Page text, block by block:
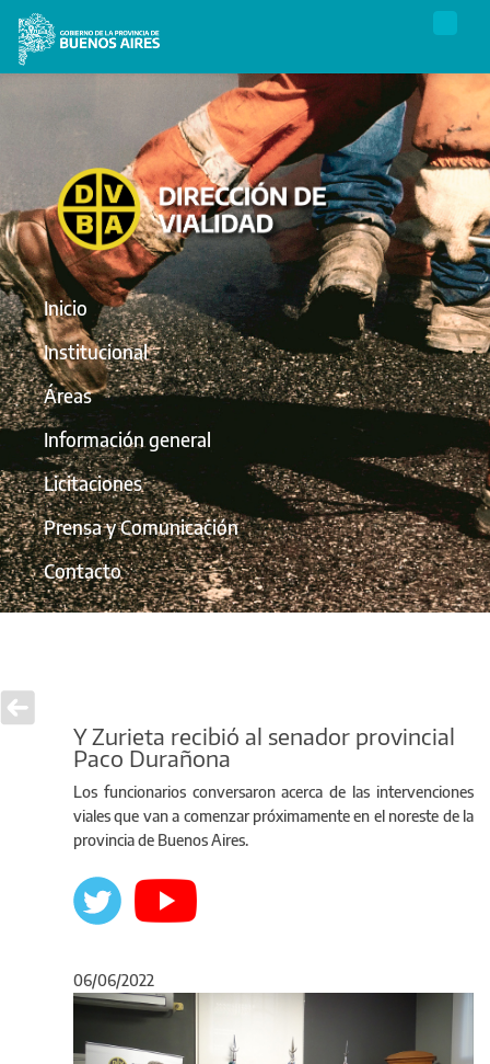
Inicio
Institucional
Áreas
Información general
Licitaciones
Prensa y Comunicación
Contacto
Y Zurieta recibió al senador provincial
Paco Durañona
Los funcionarios conversaron acerca de las intervenciones
viales que van a comenzar próximamente en el noreste de la
provincia de Buenos Aires.
06/06/2022
Anterior